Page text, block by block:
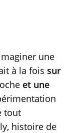
une
à la fois sur
et une
tout
histoire de